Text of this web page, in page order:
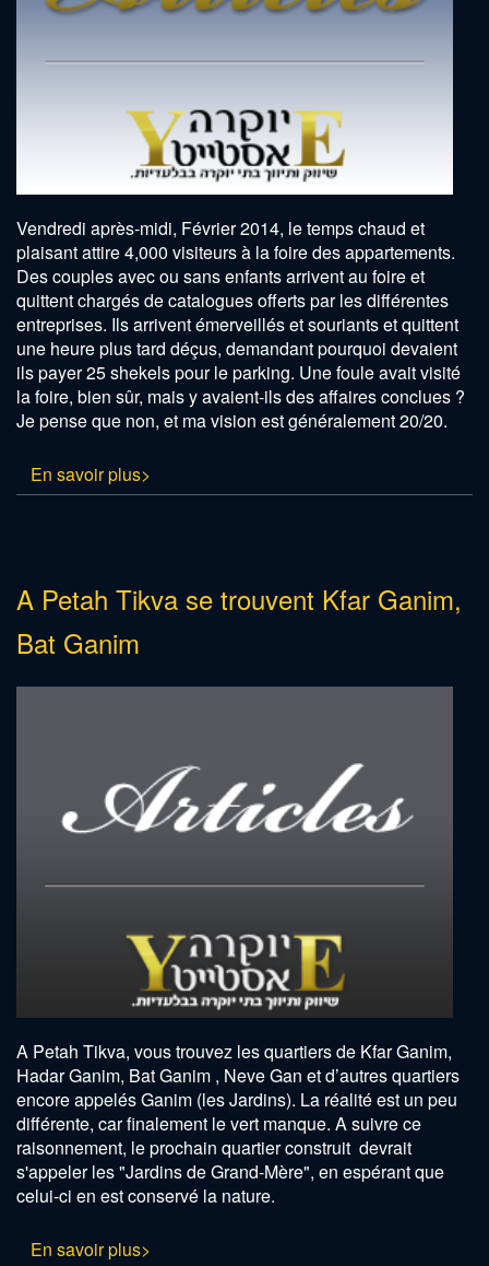
Vendredi après-midi, Février 2014, le temps chaud et
plaisant attire 4,000 visiteurs à la foire des appartements.
Des couples avec ou sans enfants arrivent au foire et
quittent chargés de catalogues offerts par les différentes
entreprises. Ils arrivent émerveillés et souriants et quittent
une heure plus tard déçus, demandant pourquoi devaient
ils payer 25 shekels pour le parking. Une foule avait visité
la foire, bien sûr, mais y avaient-ils des affaires conclues ?
Je pense que non, et ma vision est généralement 20/20.
En savoir plus>
A Petah Tikva se trouvent Kfar Ganim,
Bat Ganim
A Petah Tikva, vous trouvez les quartiers de Kfar Ganim,
Hadar Ganim, Bat Ganim , Neve Gan et d’autres quartiers
encore appelés Ganim (les Jardins). La réalité est un peu
différente, car finalement le vert manque. A suivre ce
raisonnement, le prochain quartier construit devrait
s'appeler les "Jardins de Grand-Mère", en espérant que
celui-ci en est conservé la nature.
En savoir plus>